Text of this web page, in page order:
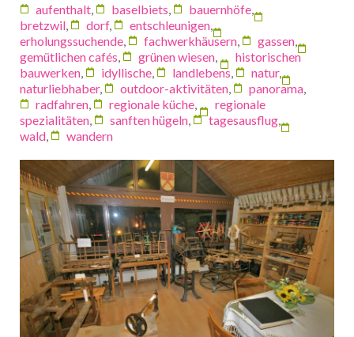
aufenthalt, baselbiets, bauernhöfe,
bretzwil, dorf, entschleunigen,
erholungssuchende, fachwerkhäusern, gassen,
gemütlichen cafés, grünen wiesen,
historischen
bauwerken, idyllische, landlebens, natur,
naturliebhaber, outdoor-aktivitäten, panorama,
radfahren, regionale küche,
regionale
spezialitäten, sanften hügeln, tagesausflug,
wald, wandern